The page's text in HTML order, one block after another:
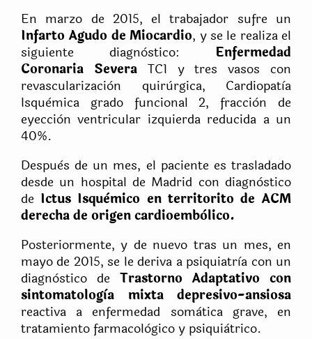
En marzo de 2015, el trabajador sufre un
Infarto Agudo de Miocardio, y se le realiza el
siguiente diagnòstico: Enfermedad
Coronaria SeveraTC1 y tres vasos con
revascularizaciòn quirùrgica, Cardiopatìa
Isquèmica grado funcional 2, fracciòn de
eyecciòn ventricular izquierda reducida a un
40%.
Despuès de un mes, el paciente es trasladado
desde un hospital de Madrid con diagnòstico
de Ictus Isquèmico en territorito de ACM
derecha de origen cardioembòlico.
Posteriormente, y de nuevo tras un mes, en
mayo de 2015, se le deriva a psiquiatrìa con un
diagnòstico de Trastorno Adaptativo con
sintomatologìa mixta depresivo-ansiosa
reactiva a enfermedad somàtica grave, en
tratamiento farmacològico y psiquiàtrico.